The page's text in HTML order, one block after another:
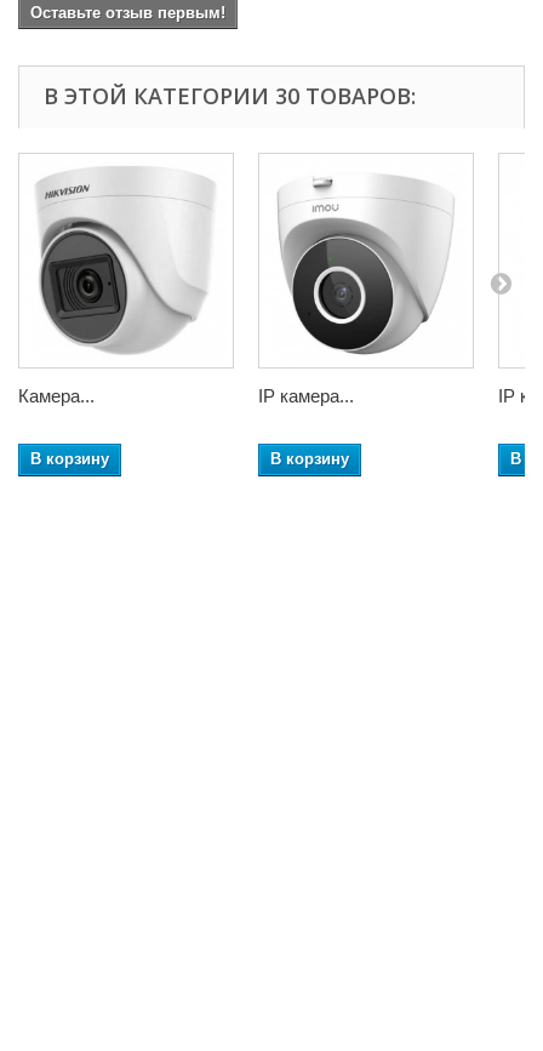
Оставьте отзыв первым!
В ЭТОЙ КАТЕГОРИИ 30 ТОВАРОВ:
Камера...
В корзину
IP камера...
В корзину
IP
В